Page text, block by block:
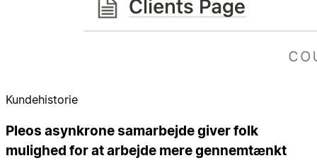
Kundehistorie
Pleos asynkrone samarbejde giver folk
mulighed for at arbejde mere gennemtænkt